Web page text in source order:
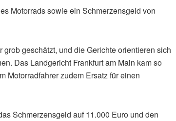
Motorrads sowie ein Schmerzensgeld von
geschätzt, und die Gerichte orientieren sich
Das Landgericht Frankfurt am Main kam so
Motorradfahrer zudem Ersatz für einen
Schmerzensgeld auf 11.000 Euro und den